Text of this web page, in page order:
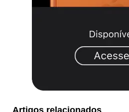
Artigos relacionados